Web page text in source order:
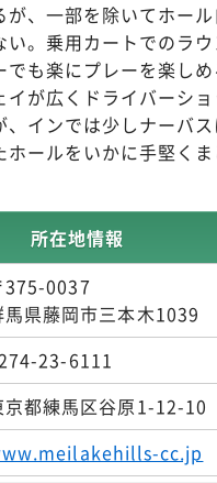
が、一部を除いてホー
い。乗用カートでのラ
も楽にプレーを楽し
イが広くドライバーシ
、インでは少しナーバ
ホールをいかに手堅く
所在地情報
375-0037
馬県藤岡市三本木1039
23-6111
京都練馬区谷原1-12-
cc.jp